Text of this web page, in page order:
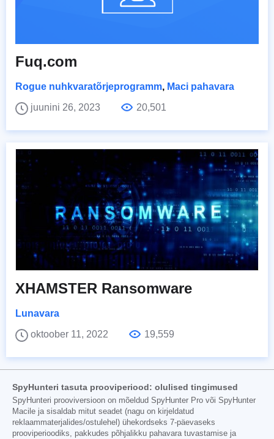
Fuq.com
Rogue nuhkvaratõrjeprogramm, Maci pahavara
juunini 26, 2023
20,501
XHAMSTER Ransomware
Lunavara
oktoober 11, 2022
19,559
SpyHunteri tasuta prooviperiood: olulised tingimused
SpyHunteri prooviversioon on mõeldud SpyHunter Pro või SpyHunter
Macile ja sisaldab mitut seadet (nagu on kirjeldatud
reklaammaterjalides/ostulehel) ühekordseks 7-päevaseks
prooviperioodiks, pakkudes põhjalikku pahavara tuvastamise ja